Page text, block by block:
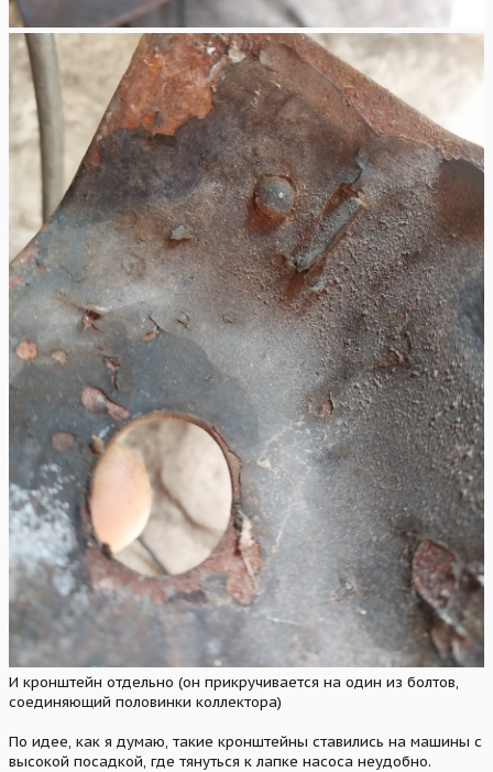
И кронштейн отдельно (он прикручивается на один из болтов,
соединяющий половинки коллектора)
По идее, как я думаю, такие кронштейны ставились на машины с
высокой посадкой, где тянуться к лапке насоса неудобно.